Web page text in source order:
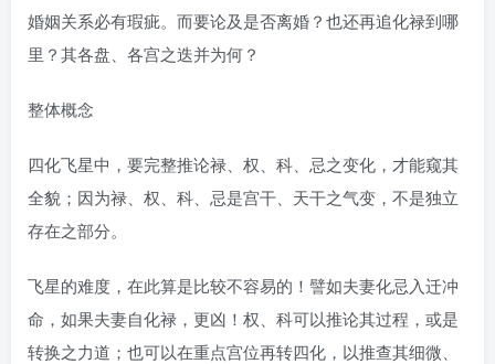
婚姻关系必有瑕疵。而要论及是否离婚？也还再追化禄到哪
里？其各盘、各宫之迭并为何？
整体概念
四化飞星中，要完整推论禄、权、科、忌之变化，才能窥其
全貌；因为禄、权、科、忌是宫干、天干之气变，不是独立
存在之部分。
飞星的难度，在此算是比较不容易的！譬如夫妻化忌入迁冲
命，如果夫妻自化禄，更凶！权、科可以推论其过程，或是
转换之力道；也可以在重点宫位再转四化，以推查其细微、